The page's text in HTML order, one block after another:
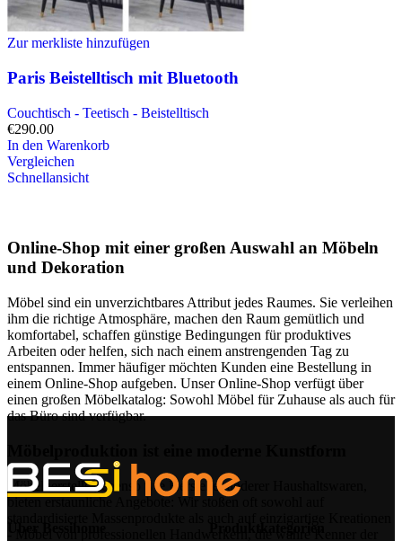
Zur merkliste hinzufügen
Paris Beistelltisch mit Bluetooth
Couchtisch - Teetisch - Beistelltisch
€290.00
In den Warenkorb
Vergleichen
Schnellansicht
Online-Shop mit einer großen Auswahl an Möbeln
und Dekoration
Möbel sind ein unverzichtbares Attribut jedes Raumes. Sie verleihen
ihm die richtige Atmosphäre, machen den Raum gemütlich und
komfortabel, schaffen günstige Bedingungen für produktives
Arbeiten oder helfen, sich nach einem anstrengenden Tag zu
entspannen. Immer häufiger möchten Kunden eine Bestellung in
einem Online-Shop aufgeben. Unser Online-Shop verfügt über
einen großen Möbelkatalog: Sowohl Möbel für Zuhause als auch für
das Büro sind verfügbar.
Möbelhersteller, ebenso wie Hersteller anderer Haushaltswaren,
bieten erstaunliche Angebote: Wir stoßen oft sowohl auf